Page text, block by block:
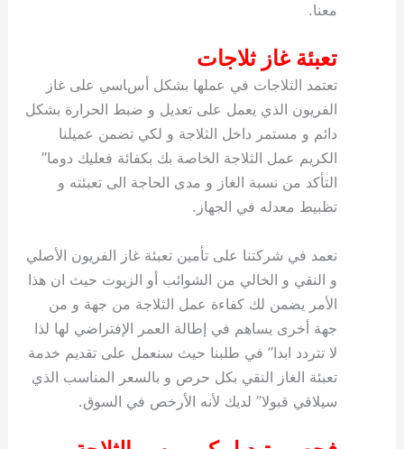
معنا.
تعبئة غاز ثلاجات
تعتمد الثلاجات في عملها بشكل أساسي على غاز
الفريون الذي يعمل على تعديل و ضبط الحرارة بشكل
دائم و مستمر داخل الثلاجة و لكي تضمن عميلنا
الكريم عمل الثلاجة الخاصة بك بكفائة فعليك دوما”
التأكد من نسبة الغاز و مدى الحاجة الى تعبئته و
تظبيط معدله في الجهاز.
نعمد في شركتنا على تأمين تعبئة غاز الفريون الأصلي
و النقي و الخالي من الشوائب أو الزيوت حيث ان هذا
الأمر يضمن لك كفاءة عمل الثلاجة من جهة و من
جهة أخرى يساهم في إطالة العمر الإفتراضي لها لذا
لا تتردد ابدا” في طلبنا حيث سنعمل على تقديم خدمة
تعبئة الغاز النقي بكل حرص و بالسعر المناسب الذي
سيلاقي قبولا” لديك لأنه الأرخص في السوق.